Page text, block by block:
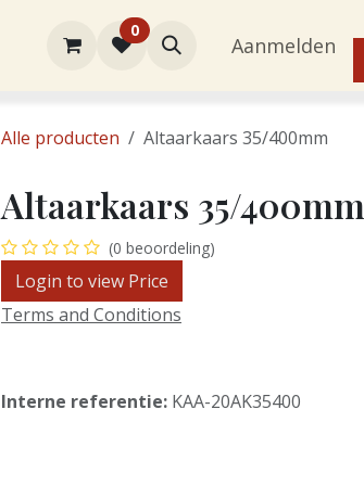
Contact
0
Aanmelden
Alle producten Altaarkaars 35/400mm
Altaarkaars 35/400mm
(0 beoordeling)
Login to view Price
Terms and Conditions
Interne referentie: KAA-20AK35400